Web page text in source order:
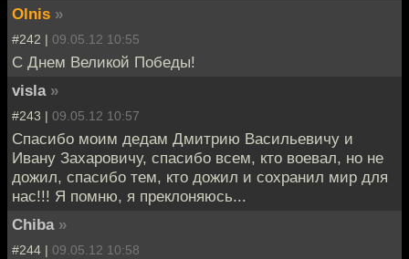
Olnis »
#242 | 09.05.12 10:55
С Днем Великой Победы!
visla »
#243 | 09.05.12 10:57
Спасибо моим дедам Дмитрию Васильевичу и
Ивану Захаровичу, спасибо всем, кто воевал, но не
дожил, спасибо тем, кто дожил и сохранил мир для
нас!!! Я помню, я преклоняюсь...
Chiba »
#244 | 09.05.12 10:58